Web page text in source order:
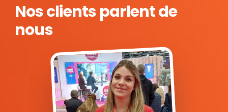
Nos clients parlent de
nous